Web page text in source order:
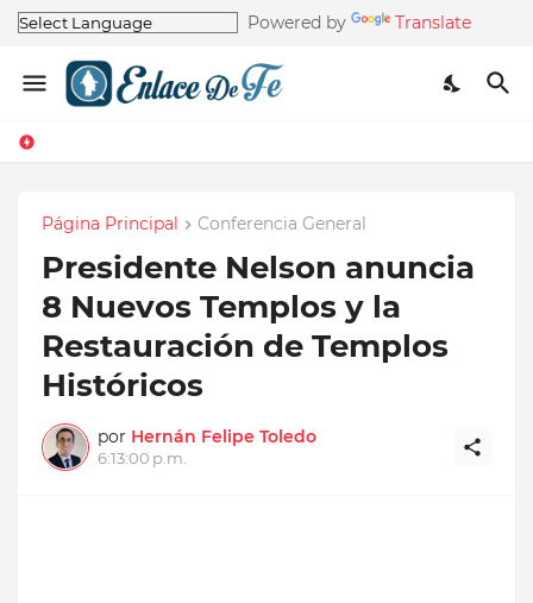
Powered by Translate
Página Principal Conferencia General
Presidente Nelson anuncia
8 Nuevos Templos y la
Restauración de Templos
Históricos
por Hernán Felipe Toledo
6:13:00 p.m.